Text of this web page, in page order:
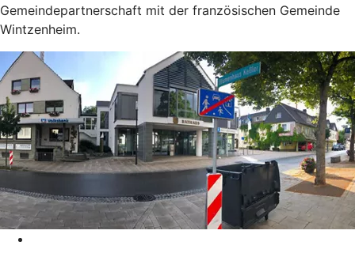
Gemeindepartnerschaft mit der französischen Gemeinde
Wintzenheim.